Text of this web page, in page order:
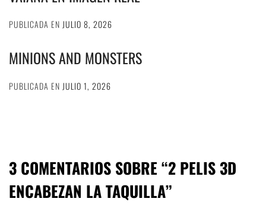
PUBLICADA EN JULIO 8, 2026
MINIONS AND MONSTERS
PUBLICADA EN JULIO 1, 2026
3 COMENTARIOS SOBRE “2 PELIS 3D
ENCABEZAN LA TAQUILLA”